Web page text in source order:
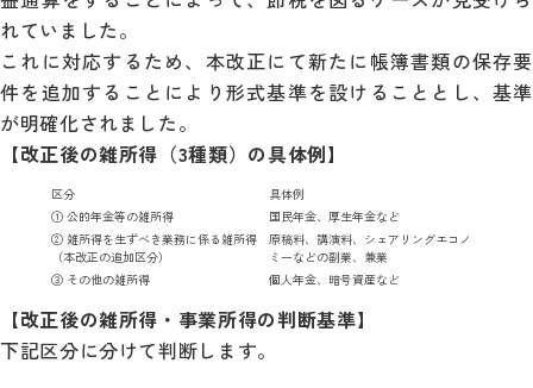
れていました。
これに対応するため、本改正にて新たに帳簿書類の保存要
件を追加することにより形式基準を設けることとし、基準
が明確化されました。
【改正後の雑所得（3種類）の具体例】
区分
具体例
① 公的年金等の雑所得
国民年金、厚生年金など
② 雑所得を生ずべき業務に係る雑所得
（本改正の追加区分）
原稿料、講演料、シェアリングエコノ
ミーなどの副業、兼業
③ その他の雑所得
個人年金、暗号資産など
【改正後の雑所得・事業所得の判断基準】
下記区分に分けて判断します。